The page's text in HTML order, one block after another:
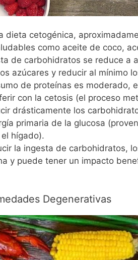
dieta cetogénica,
como aceite de coco,
de carbohidratos se reduce a
azúcares y reducir al mínimo
de proteínas es moderado,
con la cetosis (el proceso
drásticamente los
primaria de la glucosa
hígado).
la ingesta de carbohidratos,
y puede tener un impacto
Degenerativas